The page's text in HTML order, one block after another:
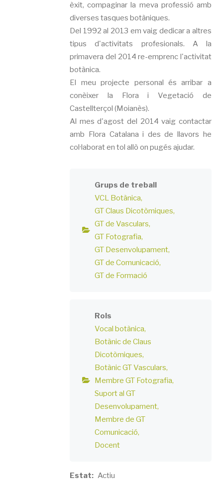
èxit, compaginar la meva professió amb
diverses tasques botàniques.
Del 1992 al 2013 em vaig dedicar a altres
tipus d'activitats profesionals. A la
primavera del 2014 re-emprenc l'activitat
botànica.
El meu projecte personal és arribar a
conèixer la Flora i Vegetació de
Castellterçol (Moianès).
Al mes d'agost del 2014 vaig contactar
amb Flora Catalana i des de llavors he
col·laborat en tol allò on pugés ajudar.
Grups de treball
VCL Botànica
GT Claus Dicotòmiques
GT de Vasculars
GT Fotografia
GT Desenvolupament
GT de Comunicació
GT de Formació
Rols
Vocal botànica
Botànic de Claus
Dicotòmiques
Botànic GT Vasculars
Membre GT Fotografia
Suport al GT
Desenvolupament
Membre de GT
Comunicació
Docent
Estat Actiu